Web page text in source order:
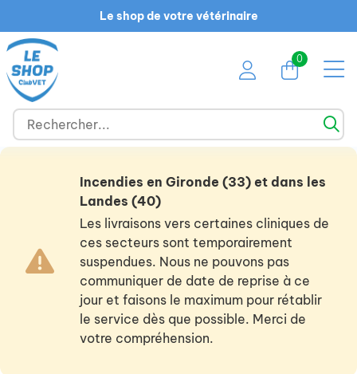
Le shop de votre vétérinaire
0
Incendies en Gironde (33) et dans les
Landes (40)
Les livraisons vers certaines cliniques de
ces secteurs sont temporairement
suspendues. Nous ne pouvons pas
communiquer de date de reprise à ce
jour et faisons le maximum pour rétablir
le service dès que possible. Merci de
votre compréhension.